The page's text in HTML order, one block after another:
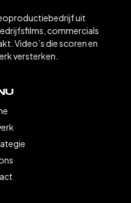
uit
commercials
Video’s die scoren en
versterken.